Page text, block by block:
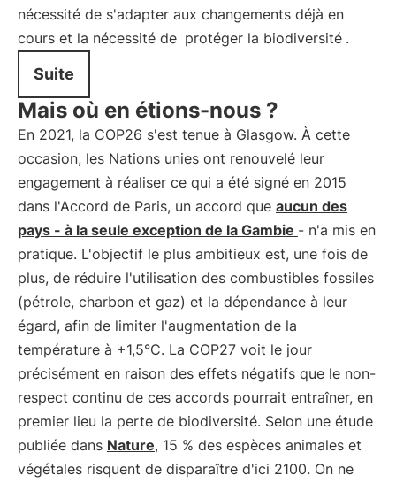
nécessité de s'adapter aux changements déjà en
cours et la nécessité de protéger la biodiversité .
Suite
Mais où en étions-nous ?
En 2021, la COP26 s'est tenue à Glasgow. À cette
occasion, les Nations unies ont renouvelé leur
engagement à réaliser ce qui a été signé en 2015
dans l'Accord de Paris, un accord que aucun des
pays - à la seule exception de la Gambie - n'a mis en
pratique. L'objectif le plus ambitieux est, une fois de
plus, de réduire l'utilisation des combustibles fossiles
(pétrole, charbon et gaz) et la dépendance à leur
égard, afin de limiter l'augmentation de la
température à +1,5°C. La COP27 voit le jour
précisément en raison des effets négatifs que le non-
respect continu de ces accords pourrait entraîner, en
premier lieu la perte de biodiversité. Selon une étude
publiée dans Nature, 15 % des espèces animales et
végétales risquent de disparaître d'ici 2100. On ne